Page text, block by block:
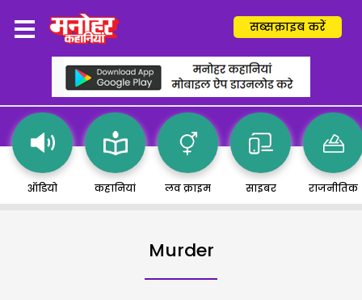
सब्सक्राइब करें
ऑडियो कहानियां लव क्राइम साइबर राजनीतिक
Murder